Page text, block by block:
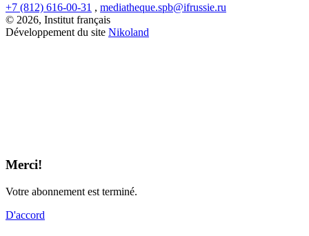
+7 (812) 616-00-31 , mediatheque.spb@ifrussie.ru
© 2026, Institut français
Développement du site Nikoland
Merci!
Votre abonnement est terminé.
D'accord